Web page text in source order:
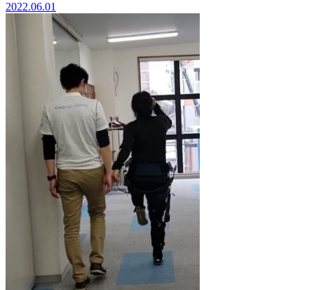
2022.06.01